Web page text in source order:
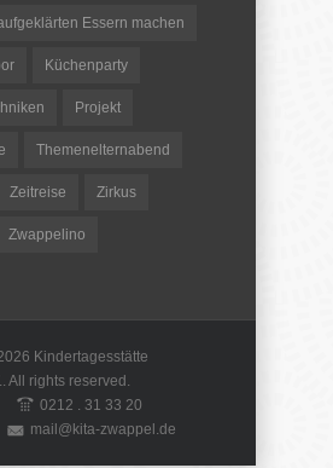
Essern machen
Küchenparty
Projekt
Themenelternabend
Zeitreise Zirkus
Zwappelino
Kindertagesstätte
. All rights reserved.
0212 . 31 33 20
mail@kita-zwappel.de